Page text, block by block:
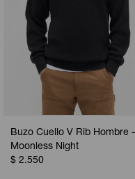
Buzo Cuello V Rib Hombre -
Moonless Night
$ 2.550